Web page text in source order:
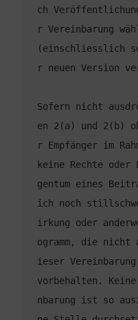
ch
r Vereinbarung
(einschliesslich
Sofern nicht
en 2(a) und 2(b)
r Empfänger im
keine Rechte oder
gentum eines
ich noch
irkung oder
ogramm, die nicht
ieser
vorbehalten. Keine
nbarung ist so